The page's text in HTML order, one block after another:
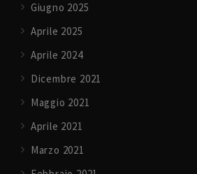
Giugno 2025
Aprile 2025
Aprile 2024
Dicembre 2021
Maggio 2021
Aprile 2021
Marzo 2021